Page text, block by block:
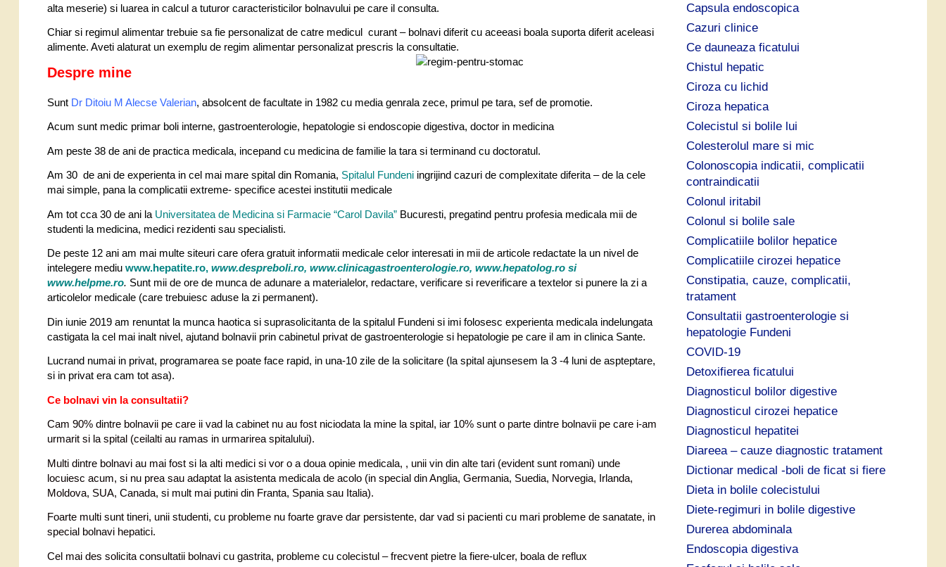
alta meserie) si luarea in calcul a tuturor caracteristicilor bolnavului pe care il consulta.
Chiar si regimul alimentar trebuie sa fie personalizat de catre medicul curant – bolnavi diferit cu aceeasi boala suporta diferit aceleasi
alimente. Aveti alaturat un exemplu de regim alimentar personalizat prescris la consultatie.
Despre mine
Sunt Dr Ditoiu M Alecse Valerian, absolcent de facultate in 1982 cu media genrala zece, primul pe tara, sef de promotie.
Acum sunt medic primar boli interne, gastroenterologie, hepatologie si endoscopie digestiva, doctor in medicina
Am peste 38 de ani de practica medicala, incepand cu medicina de familie la tara si terminand cu doctoratul.
Am 30 de ani de experienta in cel mai mare spital din Romania, Spitalul Fundeni ingrijind cazuri de complexitate diferita – de la cele
mai simple, pana la complicatii extreme- specifice acestei institutii medicale
Am tot cca 30 de ani la Universitatea de Medicina si Farmacie “Carol Davila” Bucuresti, pregatind pentru profesia medicala mii de
studenti la medicina, medici rezidenti sau specialisti.
De peste 12 ani am mai multe siteuri care ofera gratuit informatii medicale celor interesati in mii de articole redactate la un nivel de
intelegere mediu www.hepatite.ro, www.despreboli.ro, www.clinicagastroenterologie.ro, www.hepatolog.ro si
www.helpme.ro. Sunt mii de ore de munca de adunare a materialelor, redactare, verificare si reverificare a textelor si punere la zi a
articolelor medicale (care trebuiesc aduse la zi permanent).
Din iunie 2019 am renuntat la munca haotica si suprasolicitanta de la spitalul Fundeni si imi folosesc experienta medicala indelungata
castigata la cel mai inalt nivel, ajutand bolnavii prin cabinetul privat de gastroenterologie si hepatologie pe care il am in clinica Sante.
Lucrand numai in privat, programarea se poate face rapid, in una-10 zile de la solicitare (la spital ajunsesem la 3 -4 luni de aspteptare,
si in privat era cam tot asa).
Ce bolnavi vin la consultatii?
Cam 90% dintre bolnavii pe care ii vad la cabinet nu au fost niciodata la mine la spital, iar 10% sunt o parte dintre bolnavii pe care i-am
urmarit si la spital (ceilalti au ramas in urmarirea spitalului).
Multi dintre bolnavi au mai fost si la alti medici si vor o a doua opinie medicala, , unii vin din alte tari (evident sunt romani) unde
locuiesc acum, si nu prea sau adaptat la asistenta medicala de acolo (in special din Anglia, Germania, Suedia, Norvegia, Irlanda,
Moldova, SUA, Canada, si mult mai putini din Franta, Spania sau Italia).
Foarte multi sunt tineri, unii studenti, cu probleme nu foarte grave dar persistente, dar vad si pacienti cu mari probleme de sanatate, in
special bolnavi hepatici.
Cel mai des solicita consultatii bolnavi cu gastrita, probleme cu colecistul – frecvent pietre la fiere-ulcer, boala de reflux
Capsula endoscopica
Cazuri clinice
Ce dauneaza ficatului
Chistul hepatic
Ciroza cu lichid
Ciroza hepatica
Colecistul si bolile lui
Colesterolul mare si mic
Colonoscopia indicatii, complicatii
contraindicatii
Colonul iritabil
Colonul si bolile sale
Complicatiile bolilor hepatice
Complicatiile cirozei hepatice
Constipatia, cauze, complicatii,
tratament
Consultatii gastroenterologie si
hepatologie Fundeni
COVID-19
Detoxifierea ficatului
Diagnosticul bolilor digestive
Diagnosticul cirozei hepatice
Diagnosticul hepatitei
Diareea – cauze diagnostic tratament
Dictionar medical -boli de ficat si fiere
Dieta in bolile colecistului
Diete-regimuri in bolile digestive
Durerea abdominala
Endoscopia digestiva